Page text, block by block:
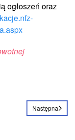
ogłoszeń oraz
Następna